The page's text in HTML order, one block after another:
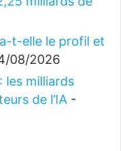
t-elle le profil et
08/2026
les milliards
de l’IA -